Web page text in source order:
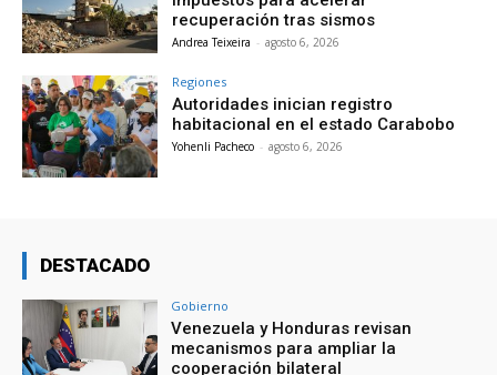
recuperación tras sismos
Andrea Teixeira - agosto 6, 2026
Regiones
Autoridades inician registro
habitacional en el estado Carabobo
Yohenli Pacheco - agosto 6, 2026
DESTACADO
Gobierno
Venezuela y Honduras revisan
mecanismos para ampliar la
cooperación bilateral